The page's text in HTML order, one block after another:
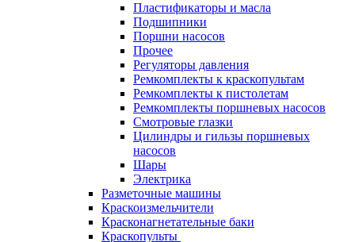
Пластификаторы и масла
Подшипники
Поршни насосов
Прочее
Регуляторы давления
Ремкомплекты к краскопультам
Ремкомплекты к пистолетам
Ремкомплекты поршневых насосов
Смотровые глазки
Цилиндры и гильзы поршневых
насосов
Шары
Электрика
Разметочные машины
Краскоизмельчители
Красконагнетательные баки
Краскопульты